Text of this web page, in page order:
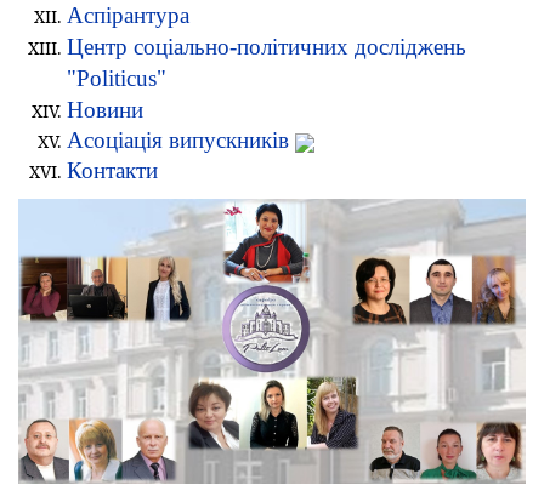
Аспірантура
Центр соціально-політичних досліджень
"Politicus"
Новини
Асоціація випускників
Контакти